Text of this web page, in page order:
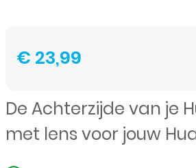
€ 23,99
De Achterzijde van je
met lens voor jouw